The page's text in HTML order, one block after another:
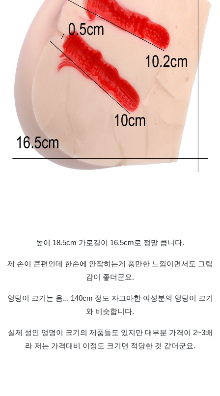
높이 18.5cm 가로길이 16.5cm로 정말 큽니다.
제 손이 큰편인데 한손에 안잡히는게 풍만한 느낌이면서도 그립
감이 좋더군요.
엉덩이 크기는 음... 140cm 정도 자그마한 여성분의 엉덩이 크기
와 비슷합니다.
실제 성인 엉덩이 크기의 제품들도 있지만 대부분 가격이 2~3배
라 저는 가격대비 이정도 크기면 적당한 것 같더군요.